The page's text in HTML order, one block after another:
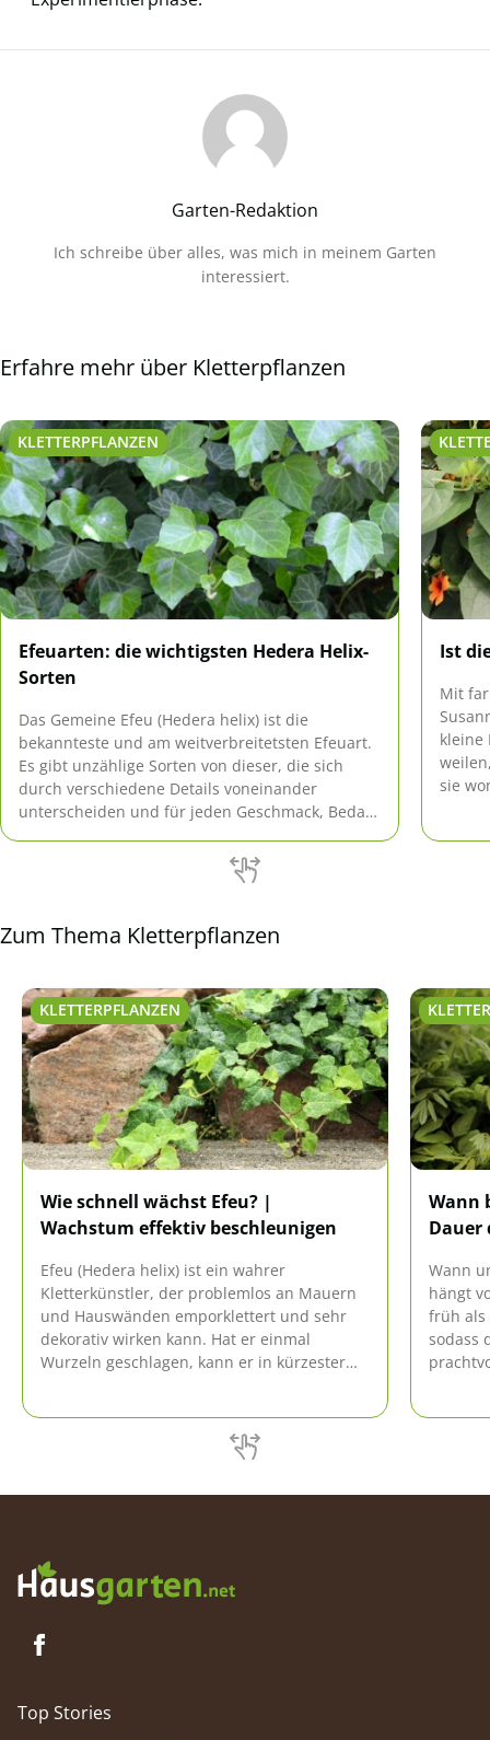
Garten-Redaktion
Ich schreibe über alles, was mich in meinem Garten
interessiert.
Erfahre mehr über Kletterpflanzen
KLETTERPFLANZEN
Efeuarten: die wichtigsten Hedera Helix-
Sorten
Das Gemeine Efeu (Hedera helix) ist die
bekannteste und am weitverbreitetsten Efeuart.
Es gibt unzählige Sorten von dieser, die sich
durch verschiedene Details voneinander
unterscheiden und für jeden Geschmack, Bedarf
Ist
Mit
kleine
sie
Zum Thema Kletterpflanzen
KLETTERPFLANZEN
Wie schnell wächst Efeu? |
Wachstum effektiv beschleunigen
Efeu (Hedera helix) ist ein wahrer
Kletterkünstler, der problemlos an Mauern
und Hauswänden emporklettert und sehr
dekorativ wirken kann. Hat er einmal
Wurzeln geschlagen, kann er in kürzester
Wann
Dauer
Wann
hängt
früh als
sodass
Top Stories